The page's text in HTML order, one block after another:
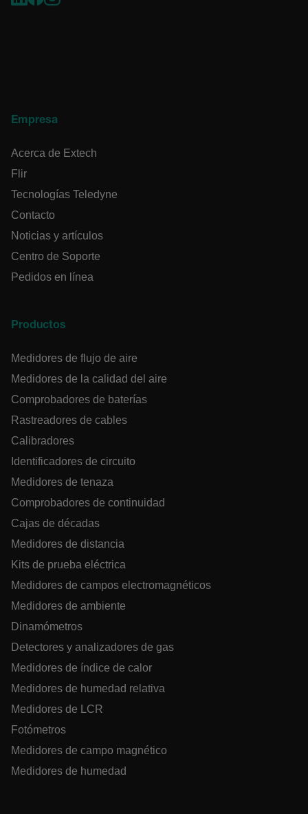
Empresa
Acerca de Extech
Flir
Tecnologías Teledyne
Contacto
Noticias y artículos
Centro de Soporte
Pedidos en línea
Productos
Medidores de flujo de aire
Medidores de la calidad del aire
Comprobadores de baterías
Rastreadores de cables
Calibradores
Identificadores de circuito
Medidores de tenaza
Comprobadores de continuidad
Cajas de décadas
Medidores de distancia
Kits de prueba eléctrica
Medidores de campos electromagnéticos
Medidores de ambiente
Dinamómetros
Detectores y analizadores de gas
Medidores de índice de calor
Medidores de humedad relativa
Medidores de LCR
Fotómetros
Medidores de campo magnético
Medidores de humedad
cashrun_site_id
CS_FPC
x-ms-cpim-cache|[-
__epiXSRF
OpenIdConnect.nonce.
{1-60}
Language